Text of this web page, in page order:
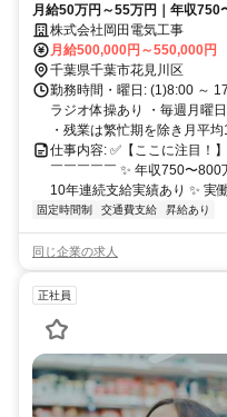
月給50万円～55万円｜年収
｜第一種電気工事士・1級電気
け継ぐ電気工事施工管理｜仕事
株式会社岡田電気工事
月給500,000円～550,000円
千葉県千葉市花見川区
勤務時間・曜日: (1)8:00 ～
ラジオ体操あり ・毎週月曜
・残業は繁忙期を除き月平均
仕事内容: ✅【ここに注目！
￣￣￣￣￣ ✨ 年収750〜800
10年連続支給実績あり ✨ 実
固定時間制 交通費支給 昇給あり
同じ企業の求人
正社員